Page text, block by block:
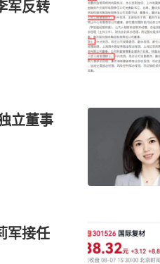
军反转
立董事
军接任